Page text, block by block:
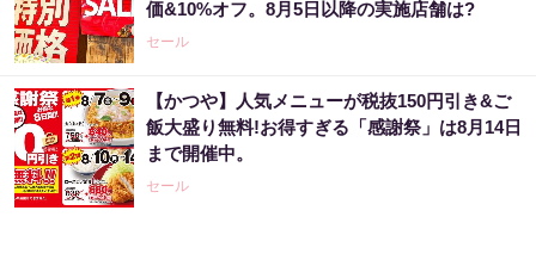
価&10%オフ。8月5日以降の実施店舗は?
セール
【かつや】人気メニューが税抜150円引き&ご
飯大盛り無料!お得すぎる「感謝祭」は8月14日
まで開催中。
セール